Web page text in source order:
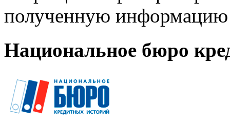
полученную информацию
Национальное бюро